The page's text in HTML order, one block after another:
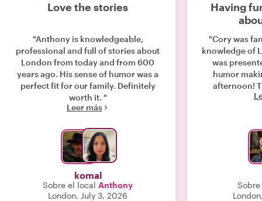
Love the stories
"Anthony is knowledgeable,
professional and full of stories about
London from today and from 600
years ago. His sense of humor was a
perfect fit for our family. Definitely
worth it. "
Leer más
komal
Sobre el local Anthony
London, July 3, 2026
Having
"Cory was
knowledge of
was
humor
afternoon!